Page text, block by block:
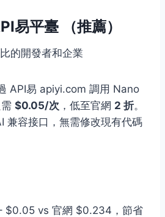
易平臺 （推薦）
的開發者和企業
API易 apiyi.com 調用 Nano
$0.05/次 ，低至官網 2 折。
兼容接口，無需修改現有代碼
$0.05 vs 官網 $0.234，節省